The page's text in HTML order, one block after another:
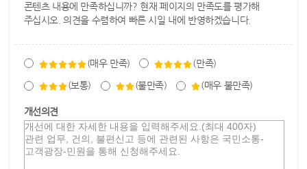
콘텐츠 내용에 만족하십니까? 현재 페이지의 만족도를 평가해
주십시오. 의견을 수렴하여 빠른 시일 내에 반영하겠습니다.
(매우 만족) (만족)
(보통) (불만족) (매우 불만족)
개선의견